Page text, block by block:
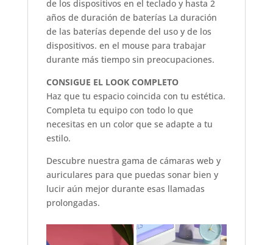
de los dispositivos en el teclado y hasta 2
años de duración de baterías La duración
de las baterías depende del uso y de los
dispositivos. en el mouse para trabajar
durante más tiempo sin preocupaciones.
CONSIGUE EL LOOK COMPLETO
Haz que tu espacio coincida con tu estética.
Completa tu equipo con todo lo que
necesitas en un color que se adapte a tu
estilo.
Descubre nuestra gama de cámaras web y
auriculares para que puedas sonar bien y
lucir aún mejor durante esas llamadas
prolongadas.